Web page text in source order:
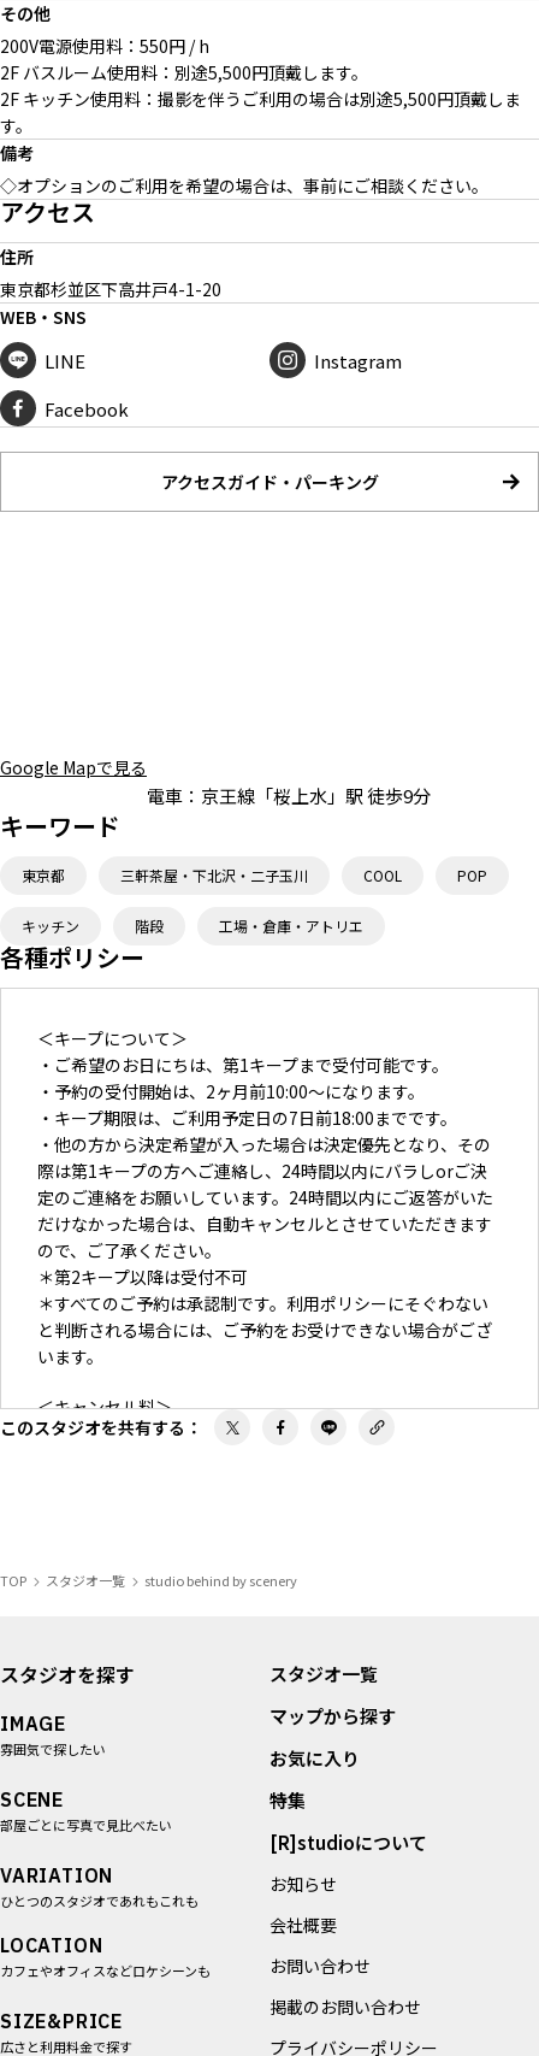
その他
200V電源使用料：550円 / h
2F バスルーム使用料：別途5,500円頂戴します。
2F キッチン使用料：撮影を伴うご利用の場合は別途5,500円頂戴しま
す。
備考
◇オプションのご利用を希望の場合は、事前にご相談ください。
アクセス
住所
東京都杉並区下高井戸4-1-20
WEB・SNS
LINE
Instagram
Facebook
アクセスガイド・パーキング
Google Mapで見る
電車： 京王線「桜上水」駅 徒歩9分
キーワード
東京都 三軒茶屋・下北沢・二子玉川 COOL POP
キッチン 階段 工場・倉庫・アトリエ
各種ポリシー
＜キープについて＞
・ご希望のお日にちは、第1キープまで受付可能です。
・予約の受付開始は、2ヶ月前10:00〜になります。
・キープ期限は、ご利用予定日の7日前18:00までです。
・他の方から決定希望が入った場合は決定優先となり、その
際は第1キープの方へご連絡し、24時間以内にバラしorご決
定のご連絡をお願いしています。24時間以内にご返答がいた
だけなかった場合は、自動キャンセルとさせていただきます
ので、ご了承ください。
＊第2キープ以降は受付不可
＊すべてのご予約は承認制です。利用ポリシーにそぐわない
と判断される場合には、ご予約をお受けできない場合がござ
います。
＜キャンセル料＞
キャンセルポリシーは
こちら
をご参照ください。
・すべてのご利用は事前振り込みとなります。ご予約確定
す。
は、請求URL発行日当日または翌日のお支払いをお願いいた
します。
対応クレジットカード（VISA / Mastercard / JCB / American
Express / Diners Club）
＊当日の追加費用(延長・時間外料金、ロケハン30分超過時の
料金)については、すべて現地精算（キャッシュレス決済）と
なります。
このスタジオを共有する ：
TOP スタジオ一覧 studio behind by scenery
スタジオを探す
IMAGE
雰囲気で探したい
SCENE
部屋ごとに写真で見比べたい
VARIATION
ひとつのスタジオであれもこれも
LOCATION
カフェやオフィスなどロケシーンも
SIZE&PRICE
広さと利用料金で探す
スタジオ一覧
マップから探す
お気に入り
特集
[R]studioについて
お知らせ
会社概要
お問い合わせ
掲載のお問い合わせ
プライバシーポリシー